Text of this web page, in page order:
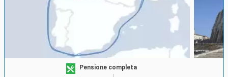
Pensione completa